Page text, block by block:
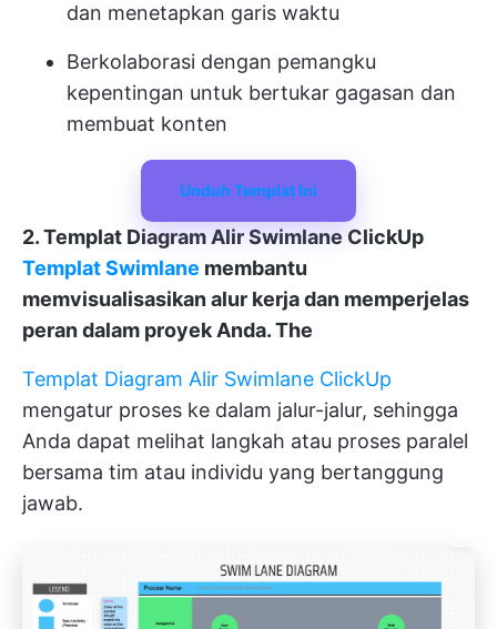
dan menetapkan garis waktu
Berkolaborasi dengan pemangku
kepentingan untuk bertukar gagasan dan
membuat konten
Unduh Templat Ini
2. Templat Diagram Alir Swimlane ClickUp
Templat Swimlane membantu
memvisualisasikan alur kerja dan memperjelas
peran dalam proyek Anda. The
Templat Diagram Alir Swimlane ClickUp
mengatur proses ke dalam jalur-jalur, sehingga
Anda dapat melihat langkah atau proses paralel
bersama tim atau individu yang bertanggung
jawab.